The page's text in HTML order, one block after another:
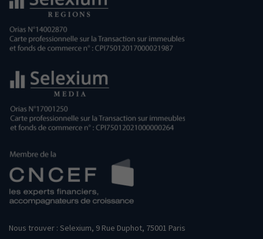
Nous trouver : Selexium, 9 Rue Duphot, 75001 Paris